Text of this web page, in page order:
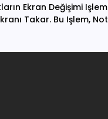
Ekran Değişimi
Takar. Bu Işlem,